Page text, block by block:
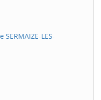
LES-